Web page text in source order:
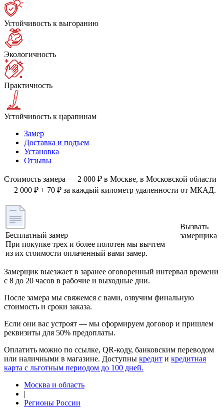
Устойчивость к выгоранию
Экологичность
Практичность
Устойчивость к царапинам
Замер
Доставка и подъем
Установка
Отзывы
Стоимость замера — 2 000 ₽ в Москве, в Московской области
— 2 000 ₽ + 70 ₽ за каждый километр удаленности от МКАД.
Бесплатный замер
При покупке трех и более полотен мы вычтем
из их стоимости оплаченный вами замер.
Вызвать
замерщика
Замерщик выезжает в заранее оговоренный интервал времени
с 8 до 20 часов в рабочие и выходные дни.
После замера мы свяжемся с вами, озвучим финальную
стоимость и сроки заказа.
Если они вас устроят — мы сформируем договор и пришлем
реквизиты для 50% предоплаты.
Оплатить можно по ссылке, QR-коду, банковским переводом
или наличными в магазине. Доступны кредит и кредитная
карта с льготным периодом до 100 дней.
Москва и область
|
Регионы России